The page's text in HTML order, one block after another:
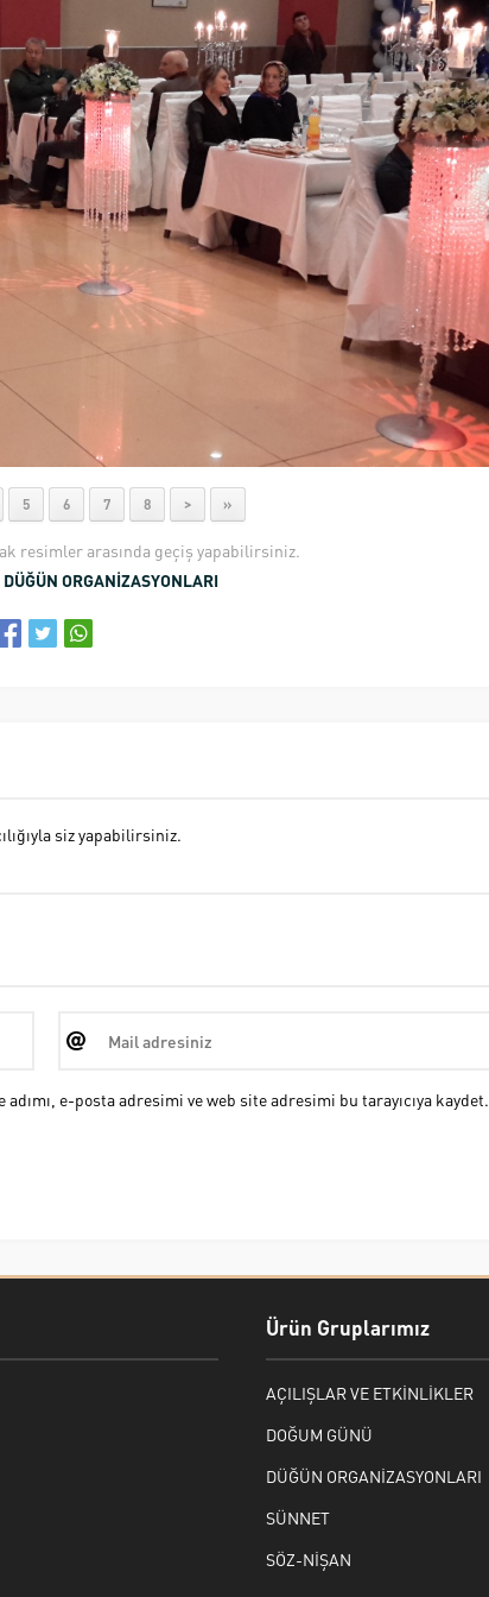
5 6 7 8 > »
resimler arasında geçiş yapabilirsiniz.
DÜĞÜN ORGANİZASYONLARI
siz yapabilirsiniz.
e-posta adresimi ve web site adresimi bu tarayıcıya kaydet.
Ürün Gruplarımız
AÇILIŞLAR VE ETKİNLİKLER
DOĞUM GÜNÜ
DÜĞÜN ORGANİZASYONLARI
SÜNNET
SÖZ-NİŞAN